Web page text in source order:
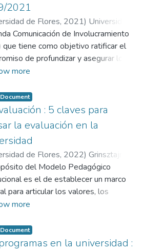
2021
de Flores, 2021) Universidad
;Arias, Natalia Soledad;Fische,
Comunicación de Involucramiento
que tiene como objetivo ratificar el
de profundizar y asegurar los
Humanos y demás principios de
de los Objetivos del
Sostenible.
more
: 5 claves para
la evaluación en la
de Flores, 2022) Grinsztajn,
;Peralta, Florencia;Gómez Zeliz,
;De Vega, Micaela;Garzaniti, Ivana
del Modelo Pedagógico
es el de establecer un marco
para articular los valores, los
y los objetivos que informan y
en toda la Universidad de
more
en la universidad :